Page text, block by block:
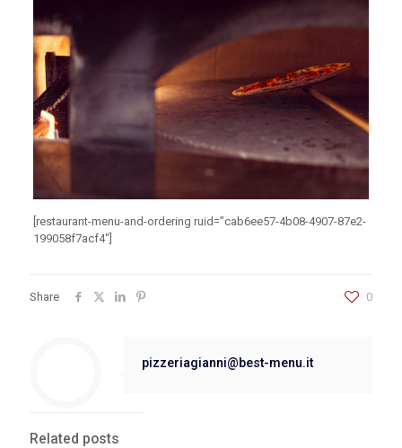
[restaurant-menu-and-ordering ruid=”cab6ee57-4b08-4907-87e2-
199058f7acf4″]
Share 0
pizzeriagianni@best-menu.it
Related posts